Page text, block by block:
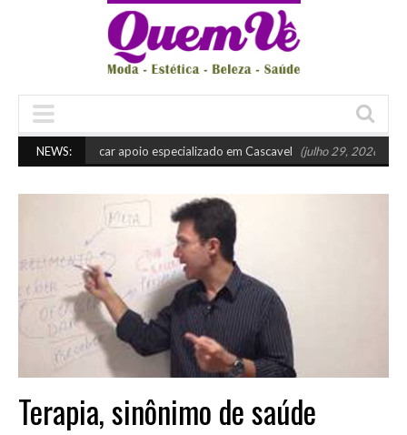
NEWS:
buscar apoio especializado em Cascavel (julho 29, 2026 10:45 am)
Terapia, sinônimo de saúde